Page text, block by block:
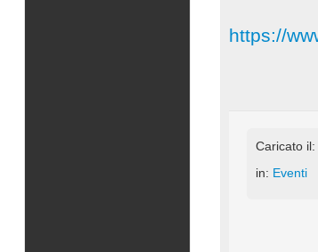
https://
Caricato
in: Eventi